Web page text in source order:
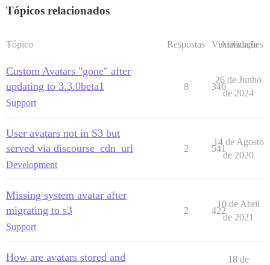
Tópicos relacionados
Tópico Respostas Visualizações
Atividade
Custom Avatars "gone" after
updating to 3.3.0beta1
Support
8 346
26 de Junho
de 2024
User avatars not in S3 but
served via discourse_cdn_url
Development
2 541
14 de Agosto
de 2020
Missing system avatar after
migrating to s3
Support
2 422
10 de Abril
de 2021
How are avatars stored and
18 de